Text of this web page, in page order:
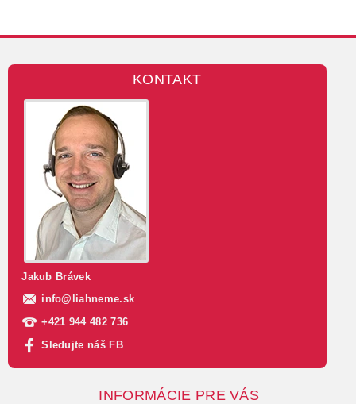
KONTAKT
Jakub Brávek
info@ liahneme.sk
+421 944 482 736
Sledujte náš FB
INFORMÁCIE PRE VÁS